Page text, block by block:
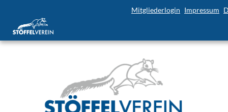
Mitgliederlogin Impressum